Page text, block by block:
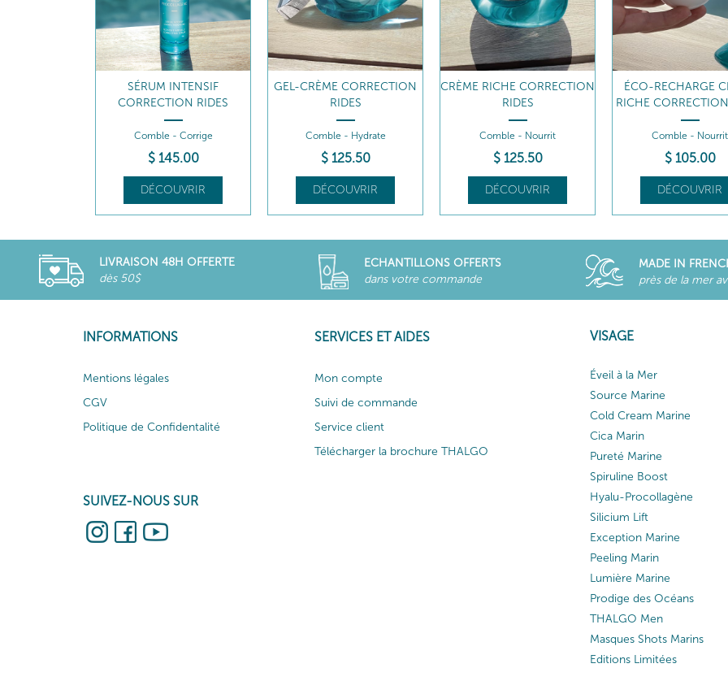
GEL-CRÈME CORRECTION
RIDES
Comble - Hydrate
$ 125.50
DÉCOUVRIR
CRÈME RICHE CORRECTION
RIDES
Comble - Nourrit
$ 125.50
DÉCOUVRIR
ÉCO-RECHARGE CRÈME
RICHE CORRECTION RIDES
Comble - Nourrit
$ 105.00
DÉCOUVRIR
SOIN DE NUIT
CORRECTION
Comble - Nourrit
$ 128.00
DÉCOUVRIR
LIVRAISON 48H OFFERTE
dès 50$
ECHANTILLONS OFFERTS
dans votre commande
MADE IN
près de la mer
INFORMATIONS
Mentions légales
CGV
Politique de Confidentalité
SUIVEZ-NOUS SUR
SERVICES ET AIDES
Mon compte
Suivi de commande
Service client
Télécharger la brochure THALGO
VISAGE
Éveil à la Mer
Source Marine
Cold Cream Marine
Cica Marin
Pureté Marine
Spiruline Boost
Hyalu-Procollagène
Silicium Lift
Exception Marine
Peeling Marin
Lumière Marine
Prodige des Océans
THALGO Men
Masques Shots Marins
Editions Limitées